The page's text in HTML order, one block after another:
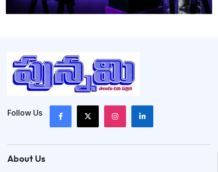
Follow Us
About Us